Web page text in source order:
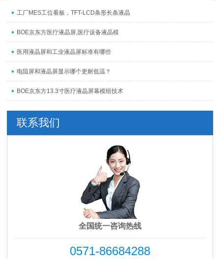
工厂MES工位看板，TFT-LCD条形长条液晶
BOE京东方医疗液晶屏,医疗设备液晶模
医用液晶屏和工业液晶屏标准有哪些
电阻屏和液晶屏显示哪个更耐低温？
BOE京东方13.3寸医疗液晶屏幕模组技术
联系我们
全国统一咨询热线
0571-86684288